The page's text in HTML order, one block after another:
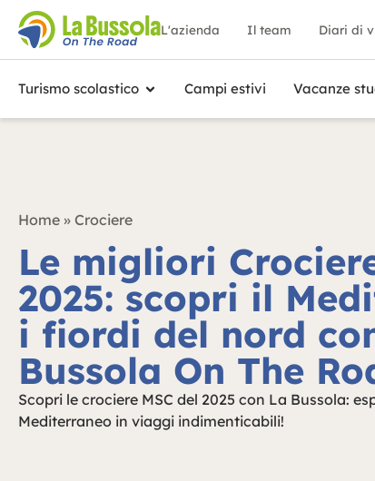
L'azienda Il team Diari di
Turismo scolastico Campi estivi Vacanze
Home » Crociere
Le migliori
2025: scopri il
i fiordi del nord
Bussola On The
Scopri le crociere MSC del 2025 con La Bussola:
Mediterraneo in viaggi indimenticabili!